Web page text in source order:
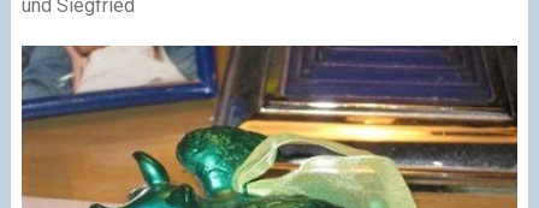
und Siegfried